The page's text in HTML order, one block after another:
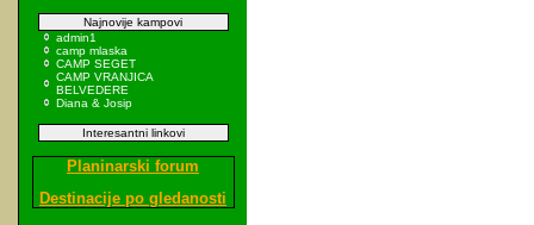
Najnovije kampovi
admin1
camp mlaska
CAMP SEGET
CAMP VRANJICA
BELVEDERE
Diana & Josip
Interesantni linkovi
Planinarski forum
Destinacije po gledanosti